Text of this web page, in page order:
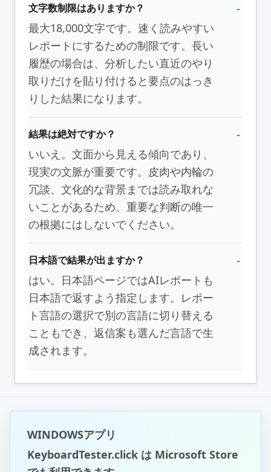
文字数制限はありますか？
最大18,000文字です。速く読みやすい
レポートにするための制限です。長い
履歴の場合は、分析したい直近のやり
取りだけを貼り付けると要点のはっき
りした結果になります。
結果は絶対ですか？
いいえ。文面から見える傾向であり、
現実の文脈が重要です。皮肉や内輪の
冗談、文化的な背景までは読み取れな
いことがあるため、重要な判断の唯一
の根拠にはしないでください。
日本語で結果が出ますか？
はい。日本語ページではAIレポートも
日本語で返すよう指定します。レポー
ト言語の選択で別の言語に切り替える
こともでき、返信案も選んだ言語で生
成されます。
WINDOWSアプリ
KeyboardTester.click は Microsoft Store